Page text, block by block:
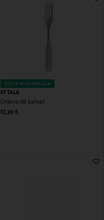
EELIS KUPONGIGA
IITTALA
Citterio 98 kahvel
Original Price
17,20 €